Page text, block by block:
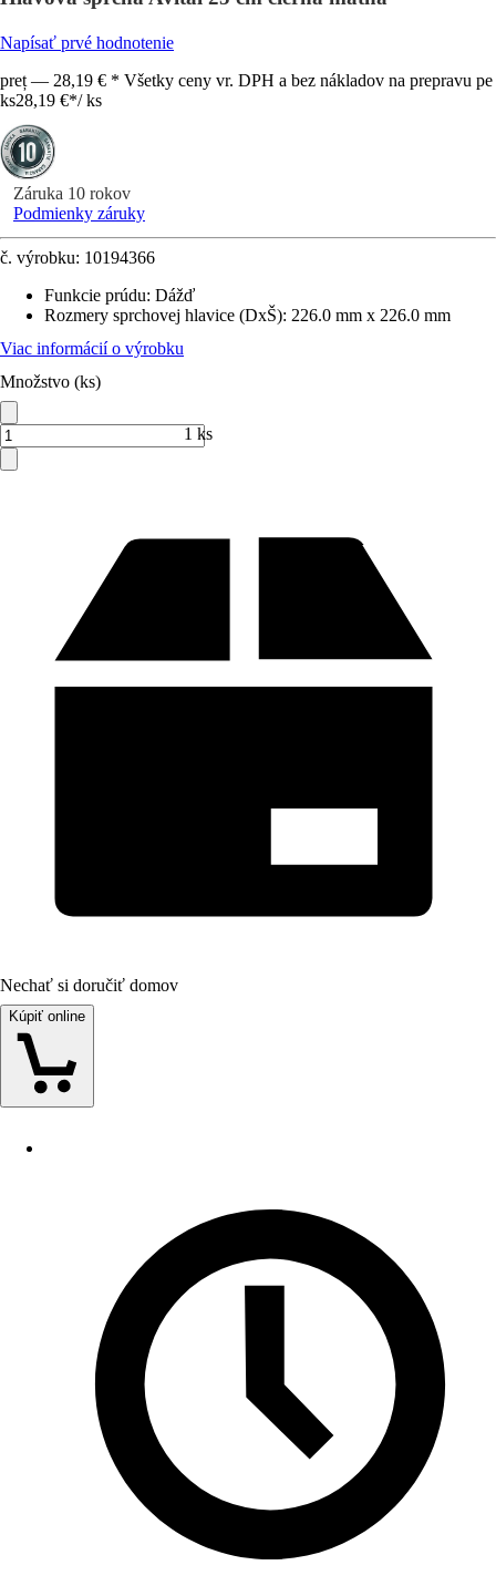
Napísať prvé hodnotenie
preț — 28,19 € * Všetky ceny vr. DPH a bez nákladov na prepravu pe
ks28,19 €*/ ks
Záruka 10 rokov
Podmienky záruky
č. výrobku: 10194366
Funkcie prúdu: Dážď
Rozmery sprchovej hlavice (DxŠ): 226.0 mm x 226.0 mm
Viac informácií o výrobku
Množstvo (ks)
1 ks
Nechať si doručiť domov
Kúpiť online